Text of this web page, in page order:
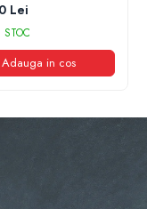
Lei
STOC
Adauga in cos